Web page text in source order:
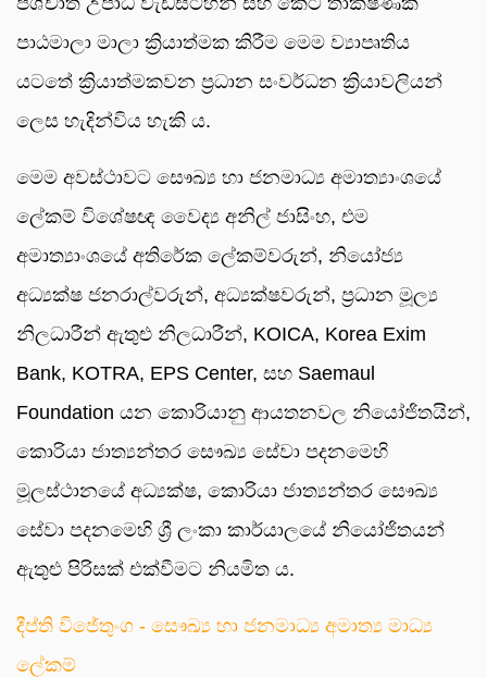
පාඨමාලා මාලා ක්‍රියාත්මක කිරීම මෙම ව්‍යාපෘතිය
යටතේ ක්‍රියාත්මකවන ප්‍රධාන සංවර්ධන ක්‍රියාවලියන්
ලෙස හැදින්විය හැකි ය.
මෙම අවස්ථාවට සෞඛ්‍ය හා ජනමාධ්‍ය අමාත්‍යාංශයේ
ලේකම් විශේෂඥ වෛද්‍ය අනිල් ජාසිංහ, එම
අමාත්‍යාංශයේ අතිරේක ලේකම්වරුන්, නියෝජ්‍ය
අධ්‍යක්ෂ ජනරාල්වරුන්, අධ්‍යක්ෂවරුන්, ප්‍රධාන මූල්‍ය
නිලධාරීන් ඇතුළු නිලධාරීන්, KOICA, Korea Exim
Bank, KOTRA, EPS Center, සහ Saemaul
Foundation යන කොරියානු ආයතනවල නියෝජිතයින්,
කොරියා ජාත්‍යන්තර සෞඛ්‍ය සේවා පදනමෙහි
මූලස්ථානයේ අධ්‍යක්ෂ, කොරියා ජාත්‍යන්තර සෞඛ්‍ය
සේවා පදනමෙහි ශ්‍රී ලංකා කාර්යාලයේ නියෝජිතයන්
ඇතුළු පිරිසක් එක්වීමට නියමිත ය.
දීප්ති විජේතුංග - සෞඛ්‍ය හා ජනමාධ්‍ය අමාත්‍ය මාධ්‍ය
ලේකම්